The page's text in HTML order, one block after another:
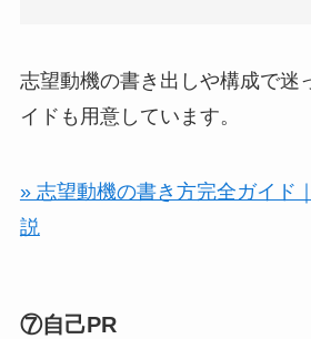
志望動機の書き出しや構成で迷
イドも用意しています。
» 志望動機の書き方完全ガイド
説
⑦自己PR